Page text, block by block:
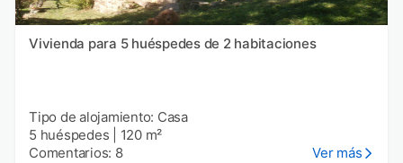
Vivienda para 5 huéspedes de 2 habitaciones
Tipo de alojamiento: Casa
5 huéspedes
120 m²
Comentarios: 8
Ver más